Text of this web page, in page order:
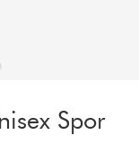
Spor